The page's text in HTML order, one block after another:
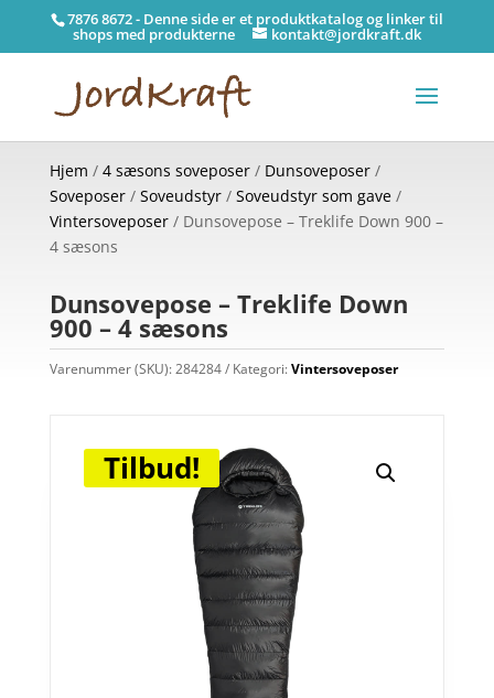
7876 8672 - Denne side er et produktkatalog og linker til
shops med produkterne kontakt@jordkraft.dk
Hjem / 4 sæsons soveposer/ Dunsoveposer/
Soveposer/ Soveudstyr/ Soveudstyr som gave/
Vintersoveposer/ Dunsovepose – Treklife Down 900 –
4 sæsons
Dunsovepose – Treklife Down
900 – 4 sæsons
Varenummer (SKU):284284 Kategori:Vintersoveposer
Tilbud!